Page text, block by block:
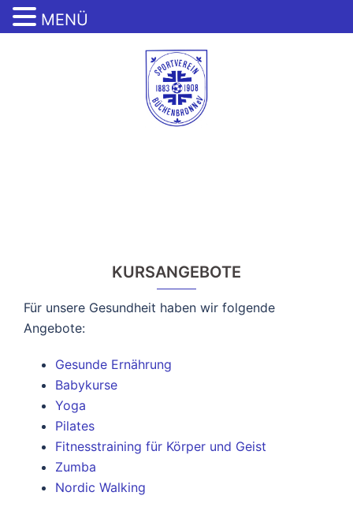
KURSANGEBOTE
Für unsere Gesundheit haben wir folgende
Angebote:
Gesunde Ernährung
Babykurse
Yoga
Pilates
Fitnesstraining für Körper und Geist
Zumba
Nordic Walking
MENÜ